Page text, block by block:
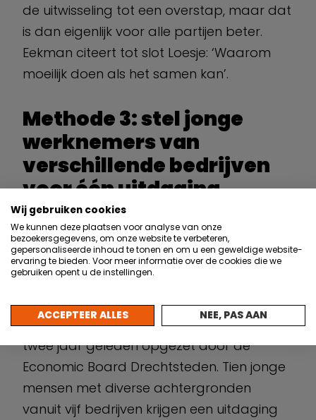
de uitwisseling tot een overstap, maar dat
is dan eigenlijk voor alle partijen beter.
Eekman citeert tot slot Loesje: ‘Waarom
moeilijk doen als het samen kan’.
Methode 3: stel jonge
werknemers van
verschillende bedrijven
voor één uitdaging
Wim Verhoeff, innovation manager bij
Oceanco, een snel groeiende en
verjongende bouwer van superjachten uit
Zwijndrecht, heeft meermalen
meegedaan aan challenges via de
Drecht Cities Young Professionals. Dat is
twee jaar geleden opgezet door de
Economic Board Drechtsteden. Tien jonge
mensen met diverse achtergronden
vanuit vijf bedrijven krijgen een uitdaging
Wij gebruiken cookies
We kunnen deze plaatsen voor analyse van onze
bezoekersgegevens, om onze website te verbeteren,
gepersonaliseerde inhoud te tonen en om u een geweldige website-
ervaring te bieden. Voor meer informatie over de cookies die we
gebruiken opent u de instellingen.
ACCEPTEER ALLES NEE, PAS AAN